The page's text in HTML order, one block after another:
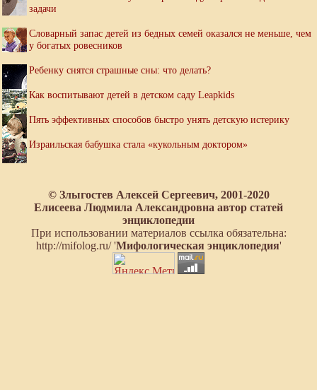
задачи
Словарный запас детей из бедных семей оказался не меньше, чем
у богатых ровесников
Ребенку снятся страшные сны: что делать?
Как воспитывают детей в детском саду Leapkids
Пять эффективных способов быстро унять детскую истерику
Израильская бабушка стала «кукольным доктором»
© Злыгостев Алексей Сергеевич, 2001-2020
Елисеева Людмила Александровна автор статей
энциклопедии
При использовании материалов ссылка обязательна:
http://mifolog.ru/ 'Мифологическая энциклопедия'